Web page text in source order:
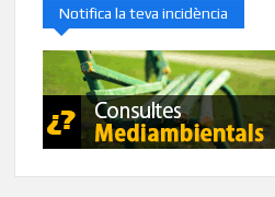
Notifica la teva incidència